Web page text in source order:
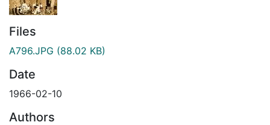
Files
A796.JPG (88.02 KB)
Date
1966-02-10
Authors